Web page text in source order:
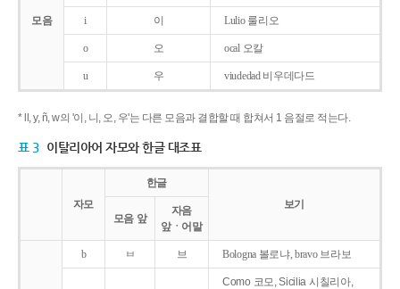
모음 i 이 Lulio 룰리오
o 오 ocal 오칼
u 우 viudedad 비우데다드
* ll, y, ñ, w의 '이, 니, 오, 우'는 다른 모음과 결합할 때 합쳐서 1 음절로 적는다.
표 3 이탈리아어 자모와 한글 대조표
자모
한글
보기
모음 앞
자음
앞ㆍ어말
b ㅂ 브 Bologna 볼로냐, bravo 브라보
Como 코모, Sicilia 시칠리아,